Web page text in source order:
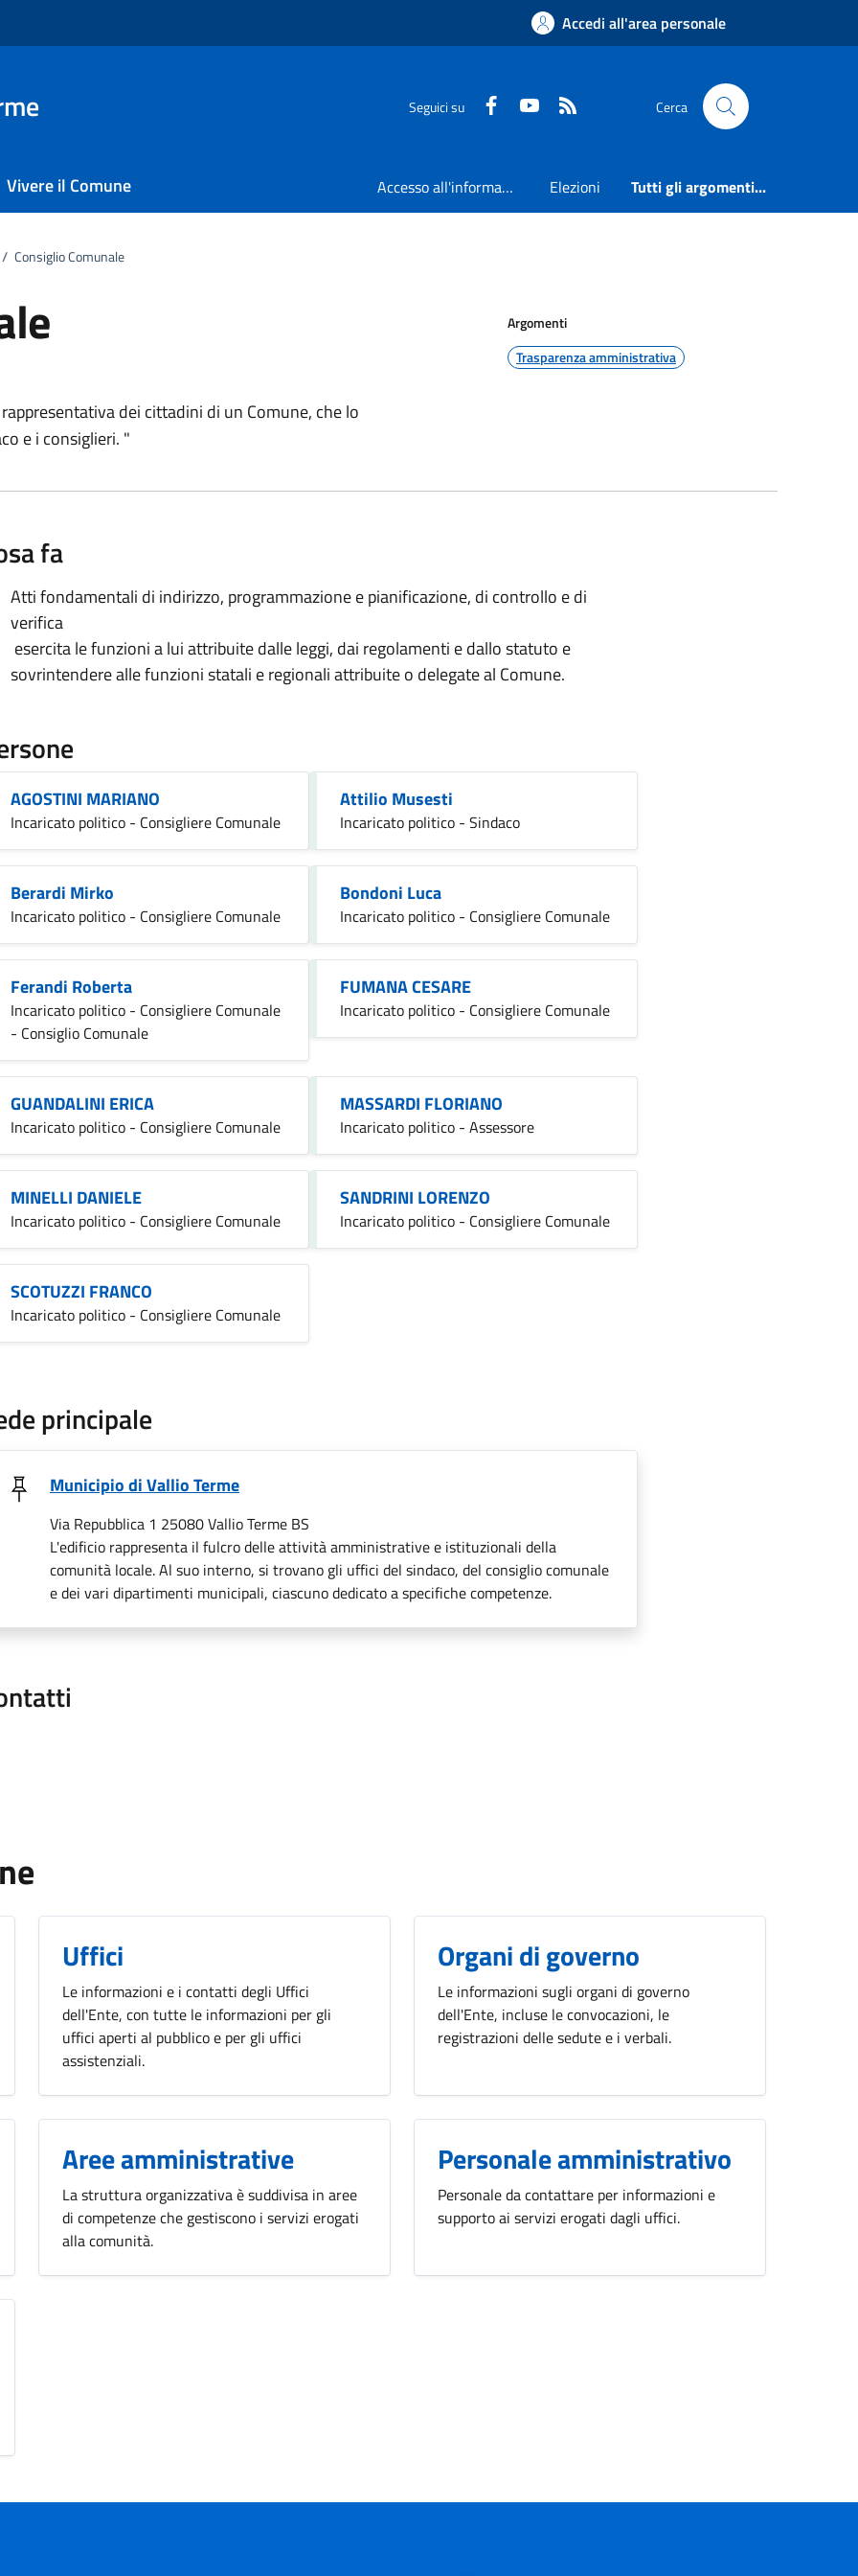
Accedi all'area personale
Seguici su Faceboook
Youtube Cerca
Vivere il Comune Accesso all'informazione Elezioni Tutti gli argomenti...
/ Consiglio Comunale
dei cittadini di un Comune, che lo
e i consiglieri. "
Argomenti
Trasparenza amministrativa
fa
Atti fondamentali di indirizzo, programmazione e pianificazione, di controllo e di
verifica
esercita le funzioni a lui attribuite dalle leggi, dai regolamenti e dallo statuto e
sovrintendere alle funzioni statali e regionali attribuite o delegate al Comune.
AGOSTINI MARIANO
Incaricato politico - Consigliere Comunale
Attilio Musesti
Incaricato politico - Sindaco
Berardi Mirko
Incaricato politico - Consigliere Comunale
Bondoni Luca
Incaricato politico - Consigliere Comunale
Ferandi Roberta
Incaricato politico - Consigliere Comunale
- Consiglio Comunale
FUMANA CESARE
Incaricato politico - Consigliere Comunale
GUANDALINI ERICA
Incaricato politico - Consigliere Comunale
MASSARDI FLORIANO
Incaricato politico - Assessore
MINELLI DANIELE
Incaricato politico - Consigliere Comunale
SANDRINI LORENZO
Incaricato politico - Consigliere Comunale
SCOTUZZI FRANCO
Incaricato politico - Consigliere Comunale
principale
Municipio di Vallio Terme
Via Repubblica 1 25080 Vallio Terme BS
L'edificio rappresenta il fulcro delle attività amministrative e istituzionali della
comunità locale. Al suo interno, si trovano gli uffici del sindaco, del consiglio comunale
e dei vari dipartimenti municipali, ciascuno dedicato a specifiche competenze.
Uffici
Le informazioni e i contatti degli Uffici
dell'Ente, con tutte le informazioni per gli
uffici aperti al pubblico e per gli uffici
assistenziali.
Organi di governo
Le informazioni sugli organi di governo
dell'Ente, incluse le convocazioni, le
registrazioni delle sedute e i verbali.
Aree amministrative
La struttura organizzativa è suddivisa in aree
di competenze che gestiscono i servizi erogati
alla comunità.
Personale amministrativo
Personale da contattare per informazioni e
supporto ai servizi erogati dagli uffici.